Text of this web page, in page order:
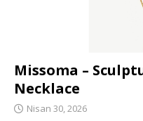
Missoma –
Necklace
Nisan 30, 2026